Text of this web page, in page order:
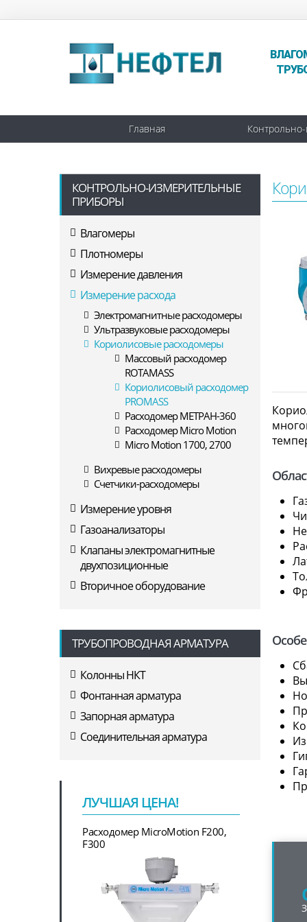
Главная
КОНТРОЛЬНО-ИЗМЕРИТЕЛЬНЫЕ
ПРИБОРЫ
Влагомеры
Плотномеры
Измерение давления
Измерение расхода
Электромагнитные расходомеры
Ультразвуковые расходомеры
Кориолисовые расходомеры
Массовый расходомер
ROTAMASS
Кориолисовый расходомер
PROMASS
Расходомер МЕТРАН-360
Расходомер Micro Motion
Micro Motion 1700, 2700
Вихревые расходомеры
Счетчики-расходомеры
Измерение уровня
Газоанализаторы
Клапаны электромагнитные
двухпозиционные
Вторичное оборудование
ТРУБОПРОВОДНАЯ АРМАТУРА
Колонны НКТ
Фонтанная арматура
Запорная арматура
Соединительная арматура
ЛУЧШАЯ ЦЕНА!
Расходомер MicroMotion F200,
F300